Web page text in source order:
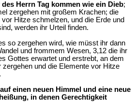
des Herrn Tag kommen wie ein Dieb;
zergehen mit großem Krachen; die
Hitze schmelzen, und die Erde und
werden ihr Urteil finden.
so zergehen wird, wie müsst ihr dann
und frommem Wesen, 3,12 die ihr
Gottes erwartet und erstrebt, an dem
und die Elemente vor Hitze
einen neuen Himmel und eine neue
in denen Gerechtigkeit